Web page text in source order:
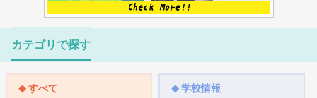
カテゴリで探す
すべて 学校情報